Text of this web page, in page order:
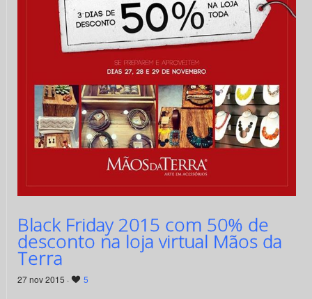
Black Friday 2015 com 50% de
desconto na loja virtual Mãos da
Terra
27 nov 2015 · 5